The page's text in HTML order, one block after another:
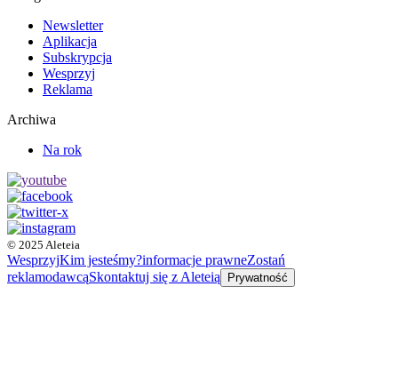
Newsletter
Aplikacja
Subskrypcja
Wesprzyj
Reklama
Archiwa
Na rok
© 2025 Aleteia
WesprzyjKim jesteśmy?informacje prawneZostań
reklamodawcąSkontaktuj się z Aleteią Prywatność